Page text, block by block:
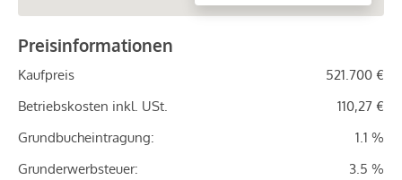
Preisinformationen
Kaufpreis
521.700 €
Betriebskosten inkl. USt.
110,27 €
Grundbucheintragung:
1.1 %
Grunderwerbsteuer:
3.5 %